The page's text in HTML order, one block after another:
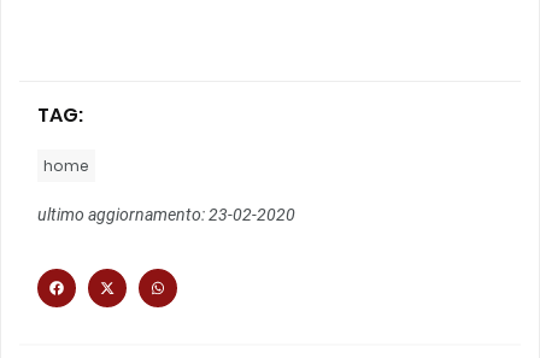
TAG:
home
ultimo aggiornamento: 23-02-2020